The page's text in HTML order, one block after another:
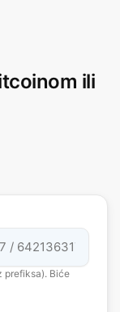
ili
prefiksa). Biće